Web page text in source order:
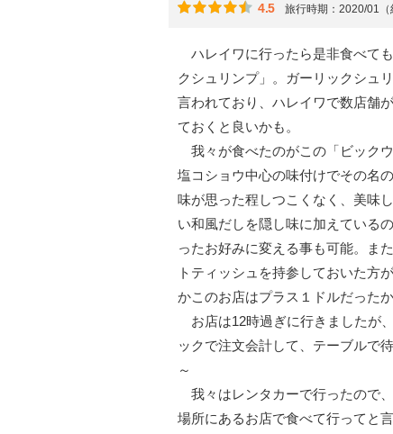
4.5 旅行時期：2020/01（
ハレイワに行ったら是非食べて
クシュリンプ」。ガーリックシュ
言われており、ハレイワで数店舗
ておくと良いかも。
我々が食べたのがこの「ビック
塩コショウ中心の味付けでその名
味が思った程しつこくなく、美味
い和風だしを隠し味に加えている
ったお好みに変える事も可能。ま
トティッシュを持参しておいた方
かこのお店はプラス１ドルだった
お店は12時過ぎに行きましたが
ックで注文会計して、テーブルで
～
我々はレンタカーで行ったので
場所にあるお店で食べて行ってと